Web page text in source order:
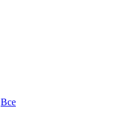
Все